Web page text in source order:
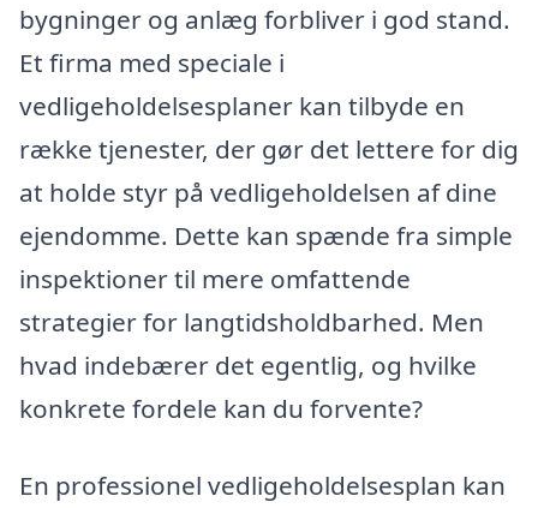
bygninger og anlæg forbliver i god stand.
Et firma med speciale i
vedligeholdelsesplaner kan tilbyde en
række tjenester, der gør det lettere for dig
at holde styr på vedligeholdelsen af dine
ejendomme. Dette kan spænde fra simple
inspektioner til mere omfattende
strategier for langtidsholdbarhed. Men
hvad indebærer det egentlig, og hvilke
konkrete fordele kan du forvente?
En professionel vedligeholdelsesplan kan